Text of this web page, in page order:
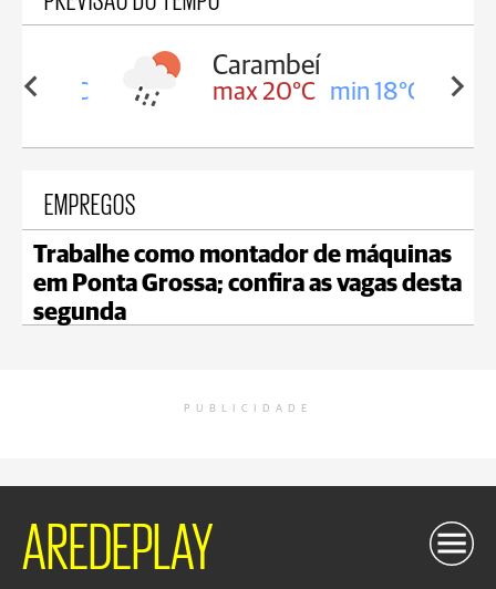
18°C
Carambeí
max 20°C min 18°C
EMPREGOS
Trabalhe como montador de máquinas
em Ponta Grossa; confira as vagas desta
segunda
PUBLICIDADE
AREDEPLAY